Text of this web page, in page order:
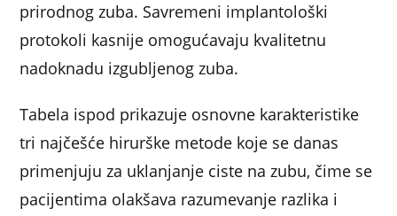
prirodnog zuba. Savremeni implantološki
protokoli kasnije omogućavaju kvalitetnu
nadoknadu izgubljenog zuba.
Tabela ispod prikazuje osnovne karakteristike
tri najčešće hirurške metode koje se danas
primenjuju za uklanjanje ciste na zubu, čime se
pacijentima olakšava razumevanje razlika i